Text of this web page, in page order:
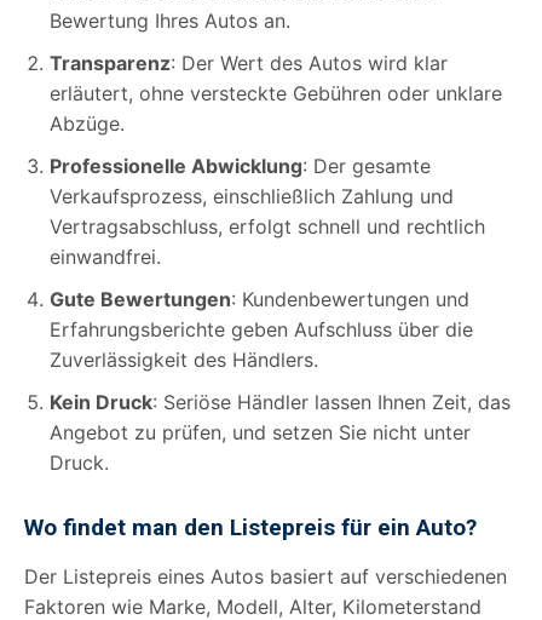
Bewertung Ihres Autos an.
Transparenz: Der Wert des Autos wird klar
erläutert, ohne versteckte Gebühren oder unklare
Abzüge.
Professionelle Abwicklung: Der gesamte
Verkaufsprozess, einschließlich Zahlung und
Vertragsabschluss, erfolgt schnell und rechtlich
einwandfrei.
Gute Bewertungen: Kundenbewertungen und
Erfahrungsberichte geben Aufschluss über die
Zuverlässigkeit des Händlers.
Kein Druck: Seriöse Händler lassen Ihnen Zeit, das
Angebot zu prüfen, und setzen Sie nicht unter
Druck.
Wo findet man den Listepreis für ein Auto?
Der Listepreis eines Autos basiert auf verschiedenen
Faktoren wie Marke, Modell, Alter, Kilometerstand